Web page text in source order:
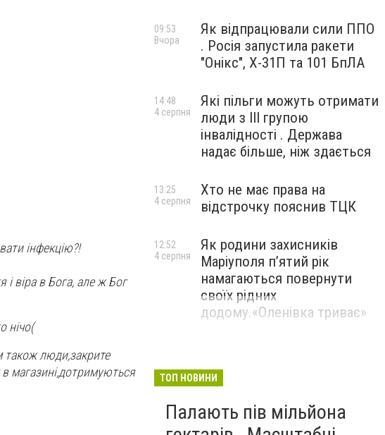
інфекцію?!
віра в Бога, але ж Бог
нічо(
також люди,закрите
магазині,дотримуються
Як відпрацювали сили ППО
. Росія запустила ракети
"Онікс", Х-31П та 101 БпЛА
09:53
Вчора
Які пільги можуть отримати
люди з III групою
інвалідності . Держава
надає більше, ніж здається
14:48
4 серпня
Хто не має права на
відстрочку пояснив ТЦК
13:25
4 серпня
Як родини захисників
Маріуполя пʼятий рік
намагаються повернути
своїх рідних
додому.«Оленівка триває»
12:52
4 серпня
ТОП НОВИНИ
Палають пів мільйона